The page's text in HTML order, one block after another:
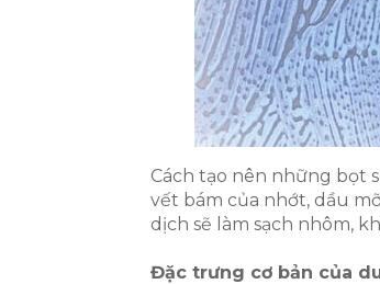
Cách tạo nên những bọt
vết bám của nhớt, dầu
dịch sẽ làm sạch nhôm,
Đặc trưng cơ bản của